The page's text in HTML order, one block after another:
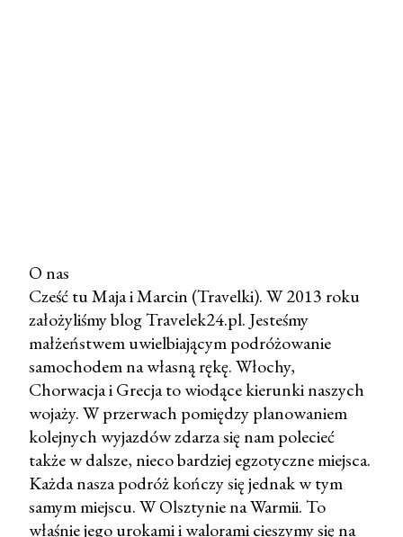
P
r
z
e
ś
l
i
j
k
o
m
O nas
Cześć tu Maja i Marcin (Travelki). W 2013 roku
założyliśmy blog Travelek24.pl. Jesteśmy
małżeństwem uwielbiającym podróżowanie
samochodem na własną rękę. Włochy,
Chorwacja i Grecja to wiodące kierunki naszych
wojaży. W przerwach pomiędzy planowaniem
kolejnych wyjazdów zdarza się nam polecieć
także w dalsze, nieco bardziej egzotyczne miejsca.
Każda nasza podróż kończy się jednak w tym
samym miejscu. W Olsztynie na Warmii. To
właśnie jego urokami i walorami cieszymy się na